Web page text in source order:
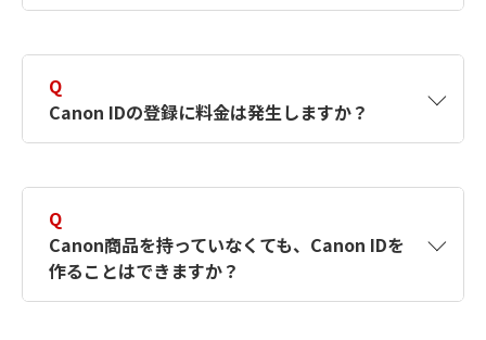
択したサービスから取得します。アカウントを
簡単に作成できるように、この情報を使用して
Canon IDの登録フォームを入力します。
Q
Canon IDの登録に料金は発生しますか？
Q
Canon商品を持っていなくても、Canon IDを
作ることはできますか？